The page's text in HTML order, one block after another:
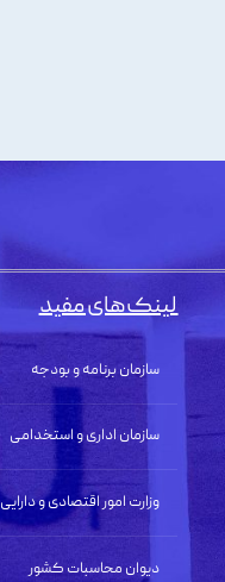
لینک‌های مفید
سازمان برنامه و بودجه
سازمان اداری و استخدامی
وزارت امور اقتصادی و دارایی
دیوان محاسبات کشور